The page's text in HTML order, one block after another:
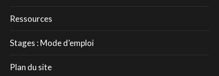
Ressources
Stages : Mode d’emploi
Plan du site